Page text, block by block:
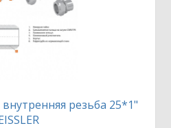
резьба 25*1"